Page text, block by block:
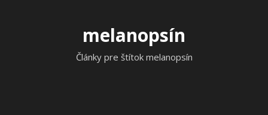
melanopsín
Články pre štítok melanopsín